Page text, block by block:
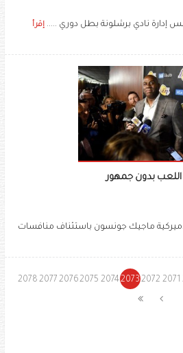
نادي برشلونة بطل دوري ..... إقرأ
بدون جمهور
ماجيك جونسون باستئناف منافسات
2071
2072
2073
2074
2075
2076
2077
2078